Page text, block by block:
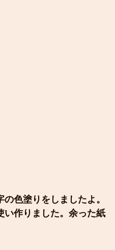
色塗りをしましたよ。
い作りました。余った紙